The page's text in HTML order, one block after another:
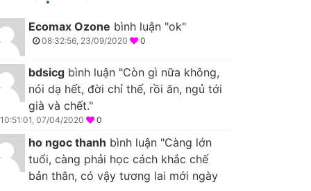
Ecomax Ozone bình luận "ok"
08:32:56, 23/09/2020 0
bdsicg bình luận "Còn gì nữa không,
nói dạ hết, đời chỉ thế, rồi ăn, ngủ tới
già và chết."
10:51:01, 07/04/2020 0
ho ngoc thanh bình luận "Càng lớn
tuổi, càng phải học cách khắc chế
bản thân, có vậy tương lai mới ngày